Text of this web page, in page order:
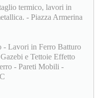
termico, lavori in
- Piazza Armerina
- Lavori in Ferro Batturo
e Tettoie Effetto
- Pareti Mobili -